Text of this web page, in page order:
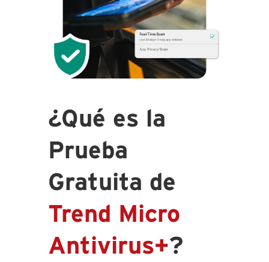
¿Qué es la
Prueba
Gratuita de
Trend Micro
Antivirus+?